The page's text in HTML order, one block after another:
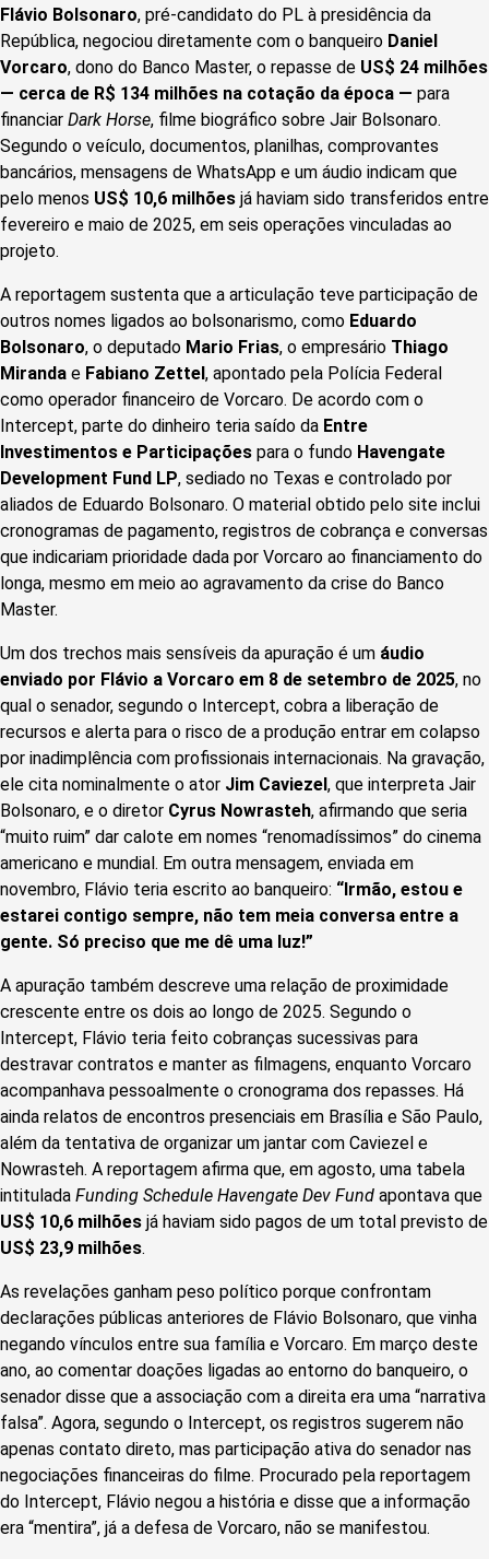
Flávio Bolsonaro, pré-candidato do PL à presidência da
República, negociou diretamente com o banqueiro Daniel
Vorcaro, dono do Banco Master, o repasse de US$ 24 milhões
— cerca de R$ 134 milhões na cotação da época — para
financiar Dark Horse, filme biográfico sobre Jair Bolsonaro.
Segundo o veículo, documentos, planilhas, comprovantes
bancários, mensagens de WhatsApp e um áudio indicam que
pelo menos US$ 10,6 milhões já haviam sido transferidos entre
fevereiro e maio de 2025, em seis operações vinculadas ao
projeto.
A reportagem sustenta que a articulação teve participação de
outros nomes ligados ao bolsonarismo, como Eduardo
Bolsonaro, o deputado Mario Frias, o empresário Thiago
Miranda e Fabiano Zettel, apontado pela Polícia Federal
como operador financeiro de Vorcaro. De acordo com o
Intercept, parte do dinheiro teria saído da Entre
Investimentos e Participações para o fundo Havengate
Development Fund LP, sediado no Texas e controlado por
aliados de Eduardo Bolsonaro. O material obtido pelo site inclui
cronogramas de pagamento, registros de cobrança e conversas
que indicariam prioridade dada por Vorcaro ao financiamento do
longa, mesmo em meio ao agravamento da crise do Banco
Master.
Um dos trechos mais sensíveis da apuração é um áudio
enviado por Flávio a Vorcaro em 8 de setembro de 2025, no
qual o senador, segundo o Intercept, cobra a liberação de
recursos e alerta para o risco de a produção entrar em colapso
por inadimplência com profissionais internacionais. Na gravação,
ele cita nominalmente o ator Jim Caviezel, que interpreta Jair
Bolsonaro, e o diretor Cyrus Nowrasteh, afirmando que seria
“muito ruim” dar calote em nomes “renomadíssimos” do cinema
americano e mundial. Em outra mensagem, enviada em
novembro, Flávio teria escrito ao banqueiro: “Irmão, estou e
estarei contigo sempre, não tem meia conversa entre a
gente. Só preciso que me dê uma luz!”
A apuração também descreve uma relação de proximidade
crescente entre os dois ao longo de 2025. Segundo o
Intercept, Flávio teria feito cobranças sucessivas para
destravar contratos e manter as filmagens, enquanto Vorcaro
acompanhava pessoalmente o cronograma dos repasses. Há
ainda relatos de encontros presenciais em Brasília e São Paulo,
além da tentativa de organizar um jantar com Caviezel e
Nowrasteh. A reportagem afirma que, em agosto, uma tabela
intitulada Funding Schedule Havengate Dev Fund apontava que
US$ 10,6 milhões já haviam sido pagos de um total previsto de
US$ 23,9 milhões.
As revelações ganham peso político porque confrontam
declarações públicas anteriores de Flávio Bolsonaro, que vinha
negando vínculos entre sua família e Vorcaro. Em março deste
ano, ao comentar doações ligadas ao entorno do banqueiro, o
senador disse que a associação com a direita era uma “narrativa
falsa”. Agora, segundo o Intercept, os registros sugerem não
apenas contato direto, mas participação ativa do senador nas
negociações financeiras do filme. Procurado pela reportagem
do Intercept, Flávio negou a história e disse que a informação
era “mentira”, já a defesa de Vorcaro, não se manifestou.